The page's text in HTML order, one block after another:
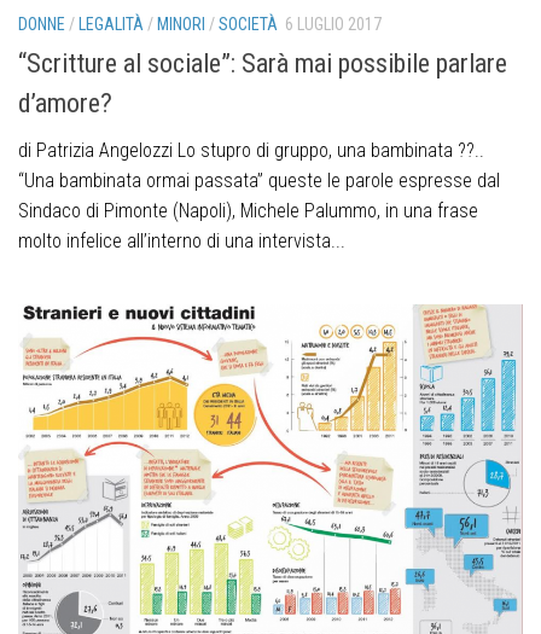
DONNE / LEGALITÀ / MINORI /SOCIETÀ 6 LUGLIO 2017
“Scritture al sociale”: Sarà mai possibile parlare
d’amore?
di Patrizia Angelozzi Lo stupro di gruppo, una bambinata ??..
“Una bambinata ormai passata” queste le parole espresse dal
Sindaco di Pimonte (Napoli), Michele Palummo, in una frase
molto infelice all’interno di una intervista...